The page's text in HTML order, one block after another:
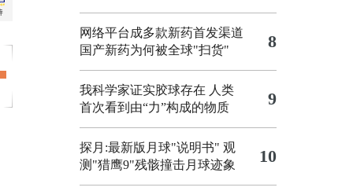
网络平台成多款新药首发渠道
国产新药为何被全球"扫货"
8
我科学家证实胶球存在 人类
首次看到由“力”构成的物质
9
探月:最新版月球"说明书" 观
测"猎鹰9"残骸撞击月球迹象
10